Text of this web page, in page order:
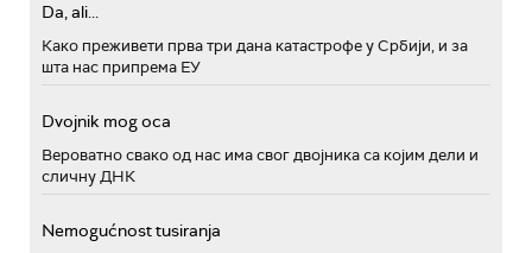
Da, ali...
Како преживети прва три дана катастрофе у Србији, и за
шта нас припрема ЕУ
Dvojnik mog oca
Вероватно свако од нас има свог двојника са којим дели и
сличну ДНК
Nemogućnost tusiranja